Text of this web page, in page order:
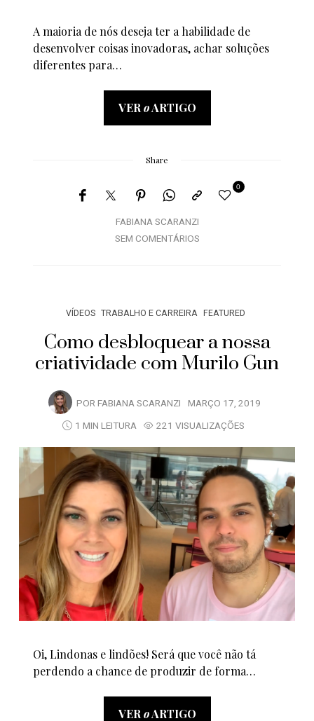
A maioria de nós deseja ter a habilidade de
desenvolver coisas inovadoras, achar soluções
diferentes para…
VER oARTIGO
Share
FABIANA SCARANZI
0
SEM COMENTÁRIOS
VÍDEOS TRABALHO E CARREIRA FEATURED
Como desbloquear a nossa
criatividade com Murilo Gun
POR FABIANA SCARANZI MARÇO 17, 2019
1 MIN LEITURA
221 VISUALIZAÇÕES
Oi, Lindonas e lindões! Será que você não tá
perdendo a chance de produzir de forma…
VER oARTIGO